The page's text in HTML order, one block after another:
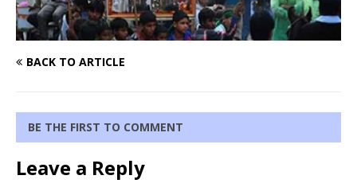
BACK TO ARTICLE
BE THE FIRST TO COMMENT
Leave a Reply